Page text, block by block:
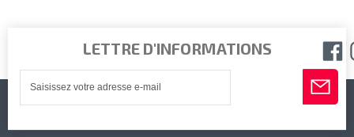
LETTRE D'INFORMATIONS